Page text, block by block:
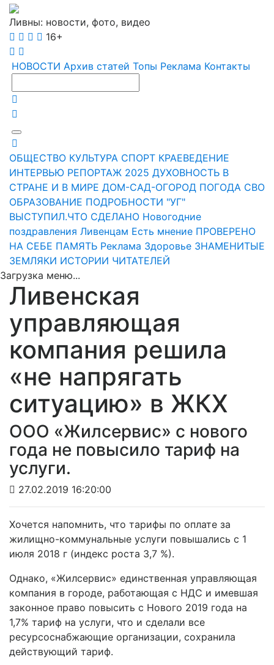
Ливны: новости, фото, видео
16+
НОВОСТИ Архив статей Топы Реклама Контакты
ОБЩЕСТВО КУЛЬТУРА СПОРТ КРАЕВЕДЕНИЕ
ИНТЕРВЬЮ РЕПОРТАЖ 2025 ДУХОВНОСТЬ В
СТРАНЕ И В МИРЕ ДОМ-САД-ОГОРОД ПОГОДА СВО
ОБРАЗОВАНИЕ ПОДРОБНОСТИ "УГ"
ВЫСТУПИЛ.ЧТО СДЕЛАНО Новогодние
поздравления Ливенцам Есть мнение ПРОВЕРЕНО
НА СЕБЕ ПАМЯТЬ Реклама Здоровье ЗНАМЕНИТЫЕ
ЗЕМЛЯКИ ИСТОРИИ ЧИТАТЕЛЕЙ
Загрузка меню...
Ливенская
управляющая
компания решила
«не напрягать
ситуацию» в ЖКХ
ООО «Жилсервис» с нового
года не повысило тариф на
услуги.
27.02.2019 16:20:00
Хочется напомнить, что тарифы по оплате за
жилищно-коммунальные услуги повышались с 1
июля 2018 г (индекс роста 3,7 %).
Однако, «Жилсервис» единственная управляющая
компания в городе, работающая с НДС и имевшая
законное право повысить с Нового 2019 года на
1,7% тариф на услуги, что и сделали все
ресурсоснабжающие организации, сохранила
действующий тариф.